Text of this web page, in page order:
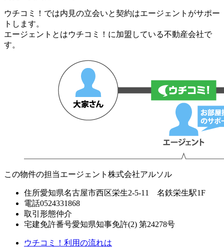
ウチコミ！では内見の立会いと契約はエージェントがサポー
トします。
エージェントとはウチコミ！に加盟している不動産会社で
す。
この物件の担当エージェント 株式会社アルソル
住所愛知県名古屋市西区栄生2-5-11 名鉄栄生駅1F
電話0524331868
取引形態仲介
宅建免許番号愛知県知事免許(2) 第24278号
ウチコミ！利用の流れは